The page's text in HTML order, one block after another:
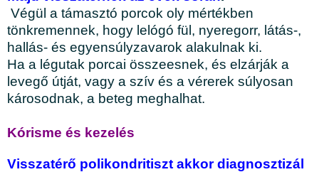
Végül a támasztó porcok oly mértékben
tönkremennek, hogy lelógó fül, nyeregorr, látás-,
hallás- és egyensúlyzavarok alakulnak ki.
Ha a légutak porcai összeesnek, és elzárják a
levegő útját, vagy a szív és a vérerek súlyosan
károsodnak, a beteg meghalhat.
Kórisme és kezelés
Visszatérő polikondritiszt akkor diagnosztizál